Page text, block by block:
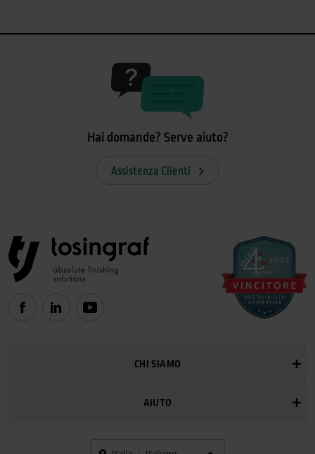
Hai domande? Serve aiuto?
Assistenza Clienti
CHI SIAMO
AIUTO